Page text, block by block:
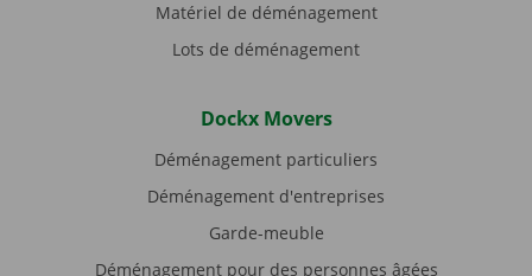
Matériel de déménagement
Lots de déménagement
Dockx Movers
Déménagement particuliers
Déménagement d'entreprises
Garde-meuble
Déménagement pour des personnes âgées